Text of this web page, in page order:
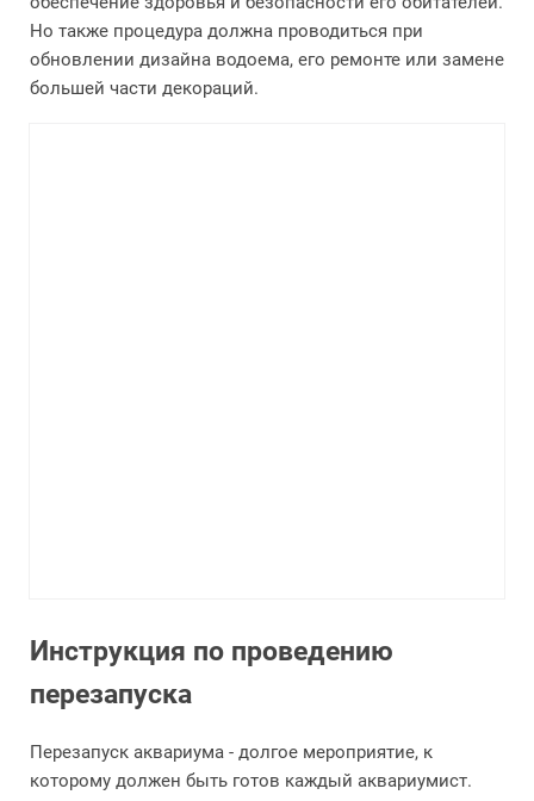
Но также процедура должна проводиться при
обновлении дизайна водоема, его ремонте или замене
большей части декораций.
Инструкция по проведению
перезапуска
Перезапуск аквариума - долгое мероприятие, к
которому должен быть готов каждый аквариумист.